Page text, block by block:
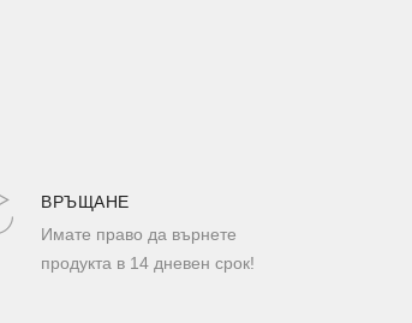
ВРЪЩАНЕ
Имате право да върнете
продукта в 14 дневен срок!